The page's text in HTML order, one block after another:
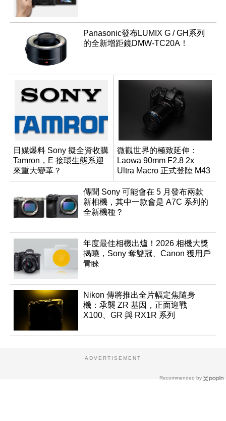
Panasonic發布LUMIX G / GH系列
的全新增距鏡DMW-TC20A！
日媒爆料 Sony 擬全資收購
Tamron，E 接環生態系迎
來重大變革？
微觀世界的極致延伸：
Laowa 90mm F2.8 2x
Ultra Macro 正式登陸 M43
系統
傳聞 Sony 可能會在 5 月發布兩款
新相機，其中一款會是 A7C 系列的
全新機種？
年度最佳相機出爐！2026 相機大獎
揭曉，Sony 奪雙冠、Canon 獲用戶
青睞
Nikon 傳將推出全片幅定焦隨身
機：承襲 ZR 基因，正面迎戰
X100、GR 與 RX1R 系列
Recommended by
ADVERTISEMENT